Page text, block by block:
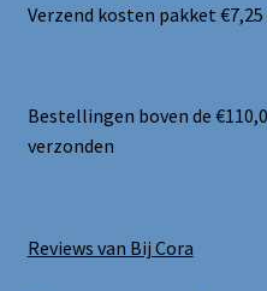
Verzend kosten pakket
Bestellingen boven de
verzonden
Reviews van Bij Cora